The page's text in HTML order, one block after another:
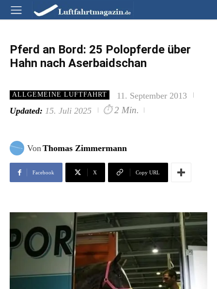
Pferd an Bord: 25 Polopferde über
Hahn nach Aserbaidschan
ALLGEMEINE LUFTFAHRT
11. September 2013
Updated: 15. Juli 2025 ⏱ 2 Min.
VonThomas Zimmermann
Facebook X Copy URL